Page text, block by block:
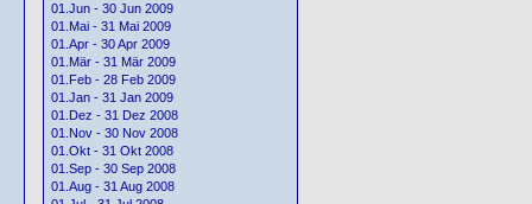
01.Jun - 30 Jun 2009
01.Mai - 31 Mai 2009
01.Apr - 30 Apr 2009
01.Mär - 31 Mär 2009
01.Feb - 28 Feb 2009
01.Jan - 31 Jan 2009
01.Dez - 31 Dez 2008
01.Nov - 30 Nov 2008
01.Okt - 31 Okt 2008
01.Sep - 30 Sep 2008
01.Aug - 31 Aug 2008